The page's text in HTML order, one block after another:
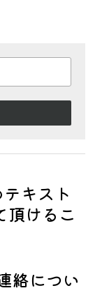
キスト
頂けるこ
絡につい